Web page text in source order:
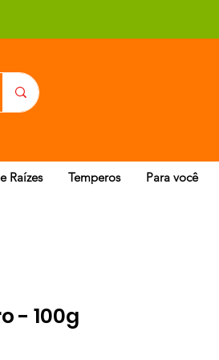
Raízes Temperos Para você
- 100g